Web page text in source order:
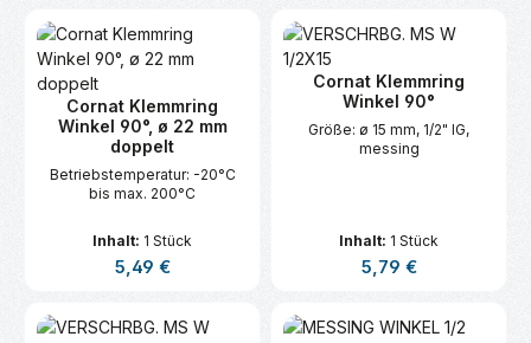
Cornat Klemmring
Winkel 90°, ø 22 mm
doppelt
Betriebstemperatur: -20°C
bis max. 200°C
Inhalt: 1 Stück
Regulärer Preis:
5,49 €
Cornat Klemmring
Winkel 90°
Größe: ø 15 mm, 1/2" IG,
messing
Inhalt: 1 Stück
Regulärer Preis:
5,79 €